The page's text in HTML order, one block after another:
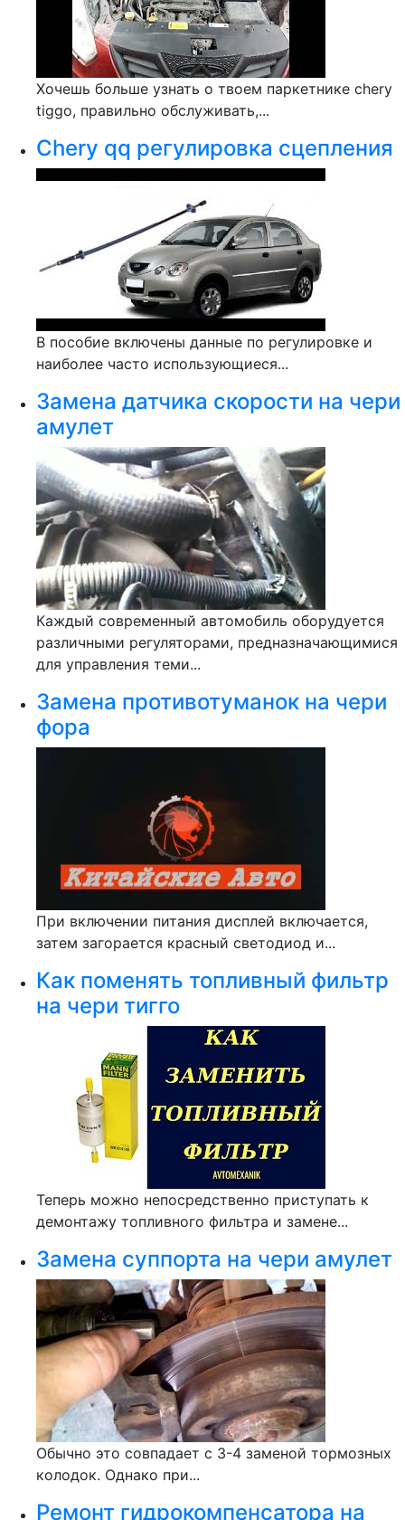
Хочешь больше узнать о твоем паркетнике chery
tiggo, правильно обслуживать,...
Chery qq регулировка сцепления
В пособие включены данные по регулировке и
наиболее часто использующиеся...
Замена датчика скорости на чери
амулет
Каждый современный автомобиль оборудуется
различными регуляторами, предназначающимися
для управления теми...
Замена противотуманок на чери
фора
При включении питания дисплей включается,
затем загорается красный светодиод и...
Как поменять топливный фильтр
на чери тигго
Теперь можно непосредственно приступать к
демонтажу топливного фильтра и замене...
Замена суппорта на чери амулет
Обычно это совпадает с 3-4 заменой тормозных
колодок. Однако при...
Ремонт гидрокомпенсатора на